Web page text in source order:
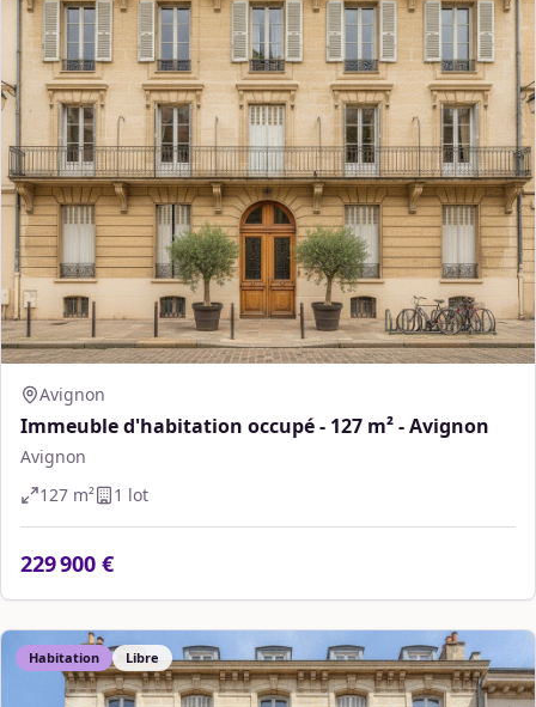
Avignon
Immeuble d'habitation occupé - 127 m² - Avignon
Avignon
127 m² 1 lot
229 900 €
Habitation Libre